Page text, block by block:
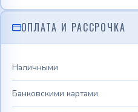
ОПЛАТА И РАССРОЧКА
Наличными
Банковскими картами